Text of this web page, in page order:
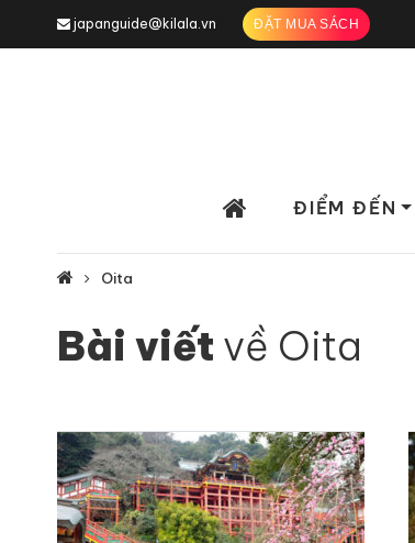
japanguide@kilala.vn ĐẶT MUA SÁCH
ĐIỂM ĐẾN
Oita
Bài viết về Oita